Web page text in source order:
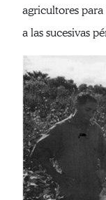
agricultores
a las sucesivas